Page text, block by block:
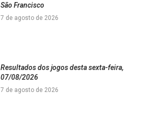
São Francisco
7 de agosto de 2026
Resultados dos jogos desta sexta-feira,
07/08/2026
7 de agosto de 2026